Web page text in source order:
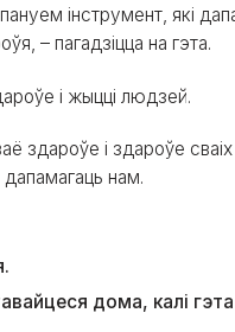
інструмент, які
– пагадзіцца на гэта.
і жыцці людзей.
здароўе і здароўе
нам.
дома, калі